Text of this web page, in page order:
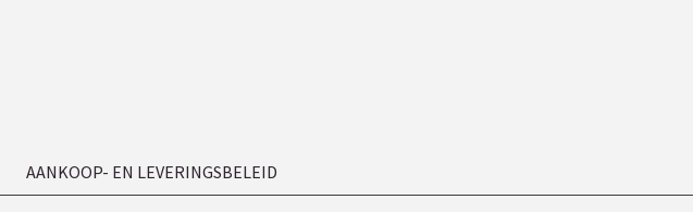
AANKOOP- EN LEVERINGSBELEID